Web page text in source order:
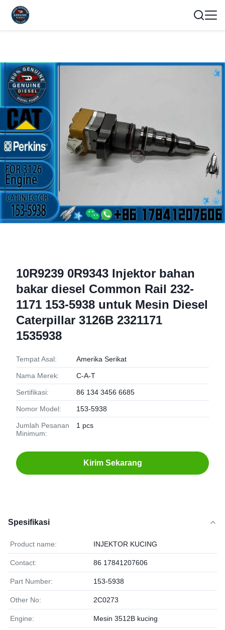
10R9239 0R9343 Injektor bahan
bakar diesel Common Rail 232-
1171 153-5938 untuk Mesin Diesel
Caterpillar 3126B 2321171
1535938
Tempat Asal: Amerika Serikat
Nama Merek: C-A-T
Sertifikasi: 86 134 3456 6685
Nomor Model: 153-5938
Jumlah Pesanan
Minimum:
1 pcs
Kirim Sekarang
Spesifikasi
Product name: INJEKTOR KUCING
Contact: 86 17841207606
Part Number: 153-5938
Other No: 2C0273
Engine: Mesin 3512B kucing